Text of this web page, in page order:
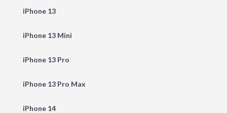
iPhone 13
iPhone 13 Mini
iPhone 13 Pro
iPhone 13 Pro Max
iPhone 14